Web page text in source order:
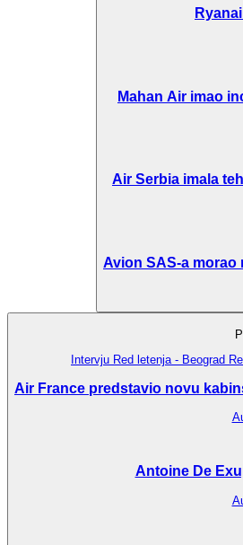
Mahan Air imao
Air Serbia imala
Avion SAS-a
Intervju Red letenja - Beograd
Air France predstavio novu
Antoine De